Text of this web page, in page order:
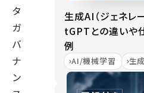
タ
ガ
バ
ナ
ン
生成AI（ジェネレ
tGPTとの違いや
例
AI/機械学習 生